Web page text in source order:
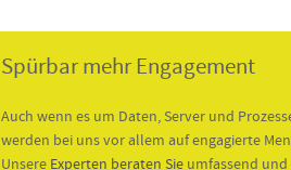
Spürbar mehr Engagement
Auch wenn es um Daten, Server und
werden bei uns vor allem auf engagierte
Unsere Experten beraten Sie umfassend